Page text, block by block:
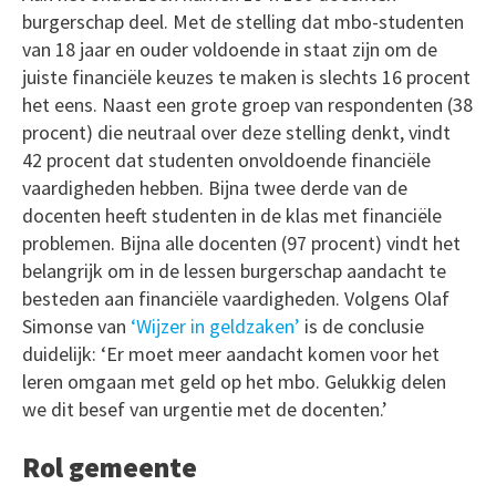
burgerschap deel. Met de stelling dat mbo-studenten
van 18 jaar en ouder voldoende in staat zijn om de
juiste financiële keuzes te maken is slechts 16 procent
het eens. Naast een grote groep van respondenten (38
procent) die neutraal over deze stelling denkt, vindt
42 procent dat studenten onvoldoende financiële
vaardigheden hebben. Bijna twee derde van de
docenten heeft studenten in de klas met financiële
problemen. Bijna alle docenten (97 procent) vindt het
belangrijk om in de lessen burgerschap aandacht te
besteden aan financiële vaardigheden. Volgens Olaf
Simonse van ‘Wijzer in geldzaken’ is de conclusie
duidelijk: ‘Er moet meer aandacht komen voor het
leren omgaan met geld op het mbo. Gelukkig delen
we dit besef van urgentie met de docenten.’
Rol gemeente